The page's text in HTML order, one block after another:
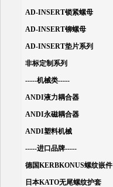
AD-INSERT锁紧螺母
AD-INSERT铆螺母
AD-INSERT垫片系列
非标定制系列
-----机械类-----
ANDI液力耦合器
ANDI永磁耦合器
ANDI塑料机械
-----进口品牌-----
德国KERBKONUS螺纹嵌件
日本KATO无尾螺纹护套